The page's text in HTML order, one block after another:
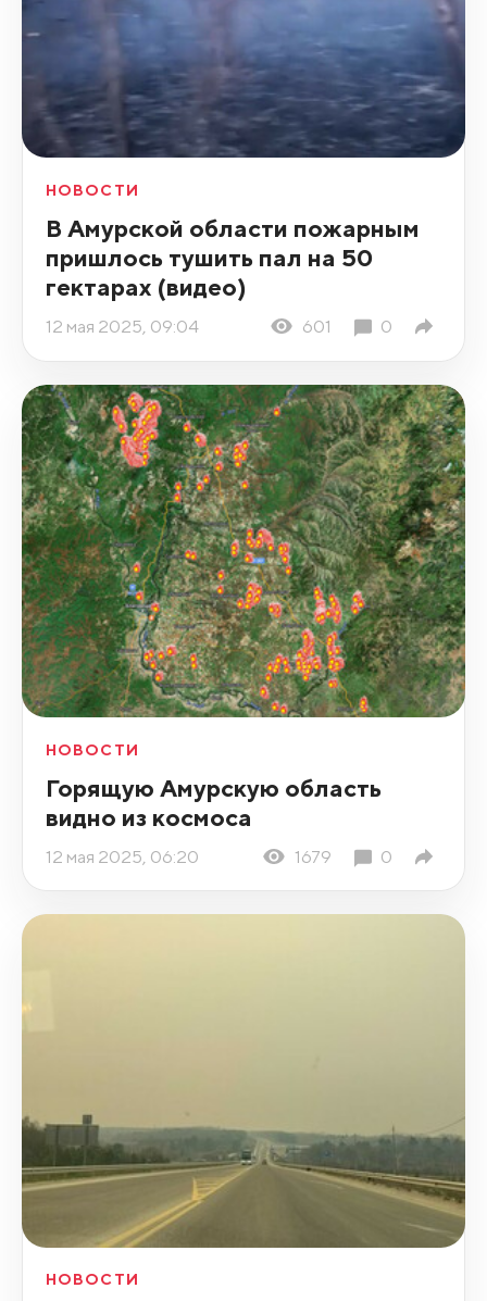
НОВОСТИ
В Амурской области пожарным
пришлось тушить пал на 50
гектарах (видео)
12 мая 2025, 09:04 601 0
НОВОСТИ
Горящую Амурскую область
видно из космоса
12 мая 2025, 06:20 1679 0
НОВОСТИ